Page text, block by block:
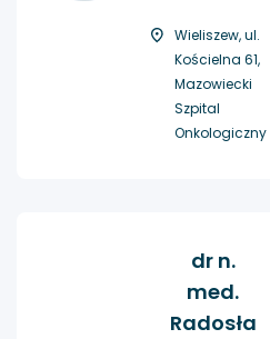
Wieliszew, ul.
Kościelna 61,
Mazowiecki
Szpital
Onkologiczny
dr n.
med.
Radosła